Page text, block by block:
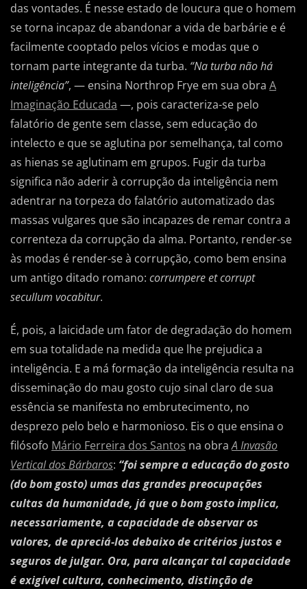
das vontades. É nesse estado de loucura que o homem
se torna incapaz de abandonar a vida de barbárie e é
facilmente cooptado pelos vícios e modas que o
tornam parte integrante da turba. “Na turba não há
inteligência”, — ensina Northrop Frye em sua obra A
Imaginação Educada —, pois caracteriza-se pelo
falatório de gente sem classe, sem educação do
intelecto e que se aglutina por semelhança, tal como
as hienas se aglutinam em grupos. Fugir da turba
significa não aderir à corrupção da inteligência nem
adentrar na torpeza do falatório automatizado das
massas vulgares que são incapazes de remar contra a
correnteza da corrupção da alma. Portanto, render-se
às modas é render-se à corrupção, como bem ensina
um antigo ditado romano: corrumpere et corrupt
secullum vocabitur.
É, pois, a laicidade um fator de degradação do homem
em sua totalidade na medida que lhe prejudica a
inteligência. E a má formação da inteligência resulta na
disseminação do mau gosto cujo sinal claro de sua
essência se manifesta no embrutecimento, no
desprezo pelo belo e harmonioso. Eis o que ensina o
filósofo Mário Ferreira dos Santos na obraA Invasão
Vertical dos Bárbaros: “foi sempre a educação do gosto
(do bom gosto) umas das grandes preocupações
cultas da humanidade, já que o bom gosto implica,
necessariamente, a capacidade de observar os
valores, de apreciá-los debaixo de critérios justos e
seguros de julgar. Ora, para alcançar tal capacidade
é exigível cultura, conhecimento, distinção de